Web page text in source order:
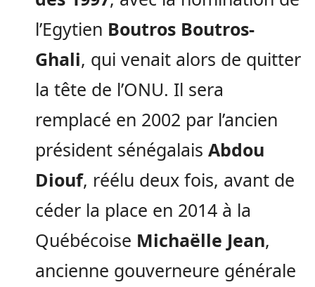
l’Egytien Boutros Boutros-
Ghali, qui venait alors de quitter
la tête de l’ONU. Il sera
remplacé en 2002 par l’ancien
président sénégalais Abdou
Diouf, réélu deux fois, avant de
céder la place en 2014 à la
Québécoise Michaëlle Jean,
ancienne gouverneure générale